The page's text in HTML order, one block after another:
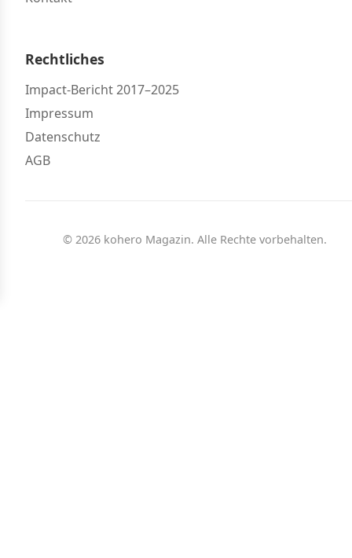
Rechtliches
Impact-Bericht 2017–2025
Impressum
Datenschutz
AGB
© 2026 kohero Magazin. Alle Rechte vorbehalten.